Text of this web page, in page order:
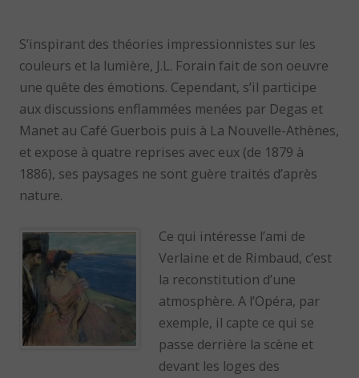
S’inspirant des théories impressionnistes sur les
couleurs et la lumière, J.L. Forain fait de son oeuvre
une quête des émotions. Cependant, s’il participe
aux discussions enflammées menées par Degas et
Manet au Café Guerbois puis à La Nouvelle-Athènes,
et expose à quatre reprises avec eux (de 1879 à
1886), ses paysages ne sont guère traités d’après
nature.
Ce qui intéresse l’ami de
Verlaine et de Rimbaud, c’est
la reconstitution d’une
atmosphère. A l’Opéra, par
exemple, il capte ce qui se
passe derrière la scène et
devant les loges des